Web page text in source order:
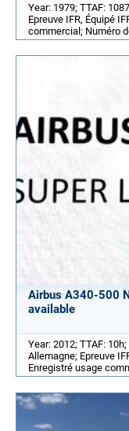
Year: 1979; TTAF:
Epreuve IFR, Équipé
commercial; Numéro
Airbus A340-500
available
Year: 2012; TTAF:
Allemagne; Epreuve
Enregistré usage